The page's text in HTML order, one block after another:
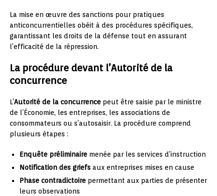
La mise en œuvre des sanctions pour pratiques
anticoncurrentielles obéit à des procédures spécifiques,
garantissant les droits de la défense tout en assurant
l’efficacité de la répression.
La procédure devant l’Autorité de la
concurrence
L’Autorité de la concurrence peut être saisie par le ministre
de l’Économie, les entreprises, les associations de
consommateurs ou s’autosaisir. La procédure comprend
plusieurs étapes :
Enquête préliminaire menée par les services d’instruction
Notification des griefs aux entreprises mises en cause
Phase contradictoire permettant aux parties de présenter
leurs observations